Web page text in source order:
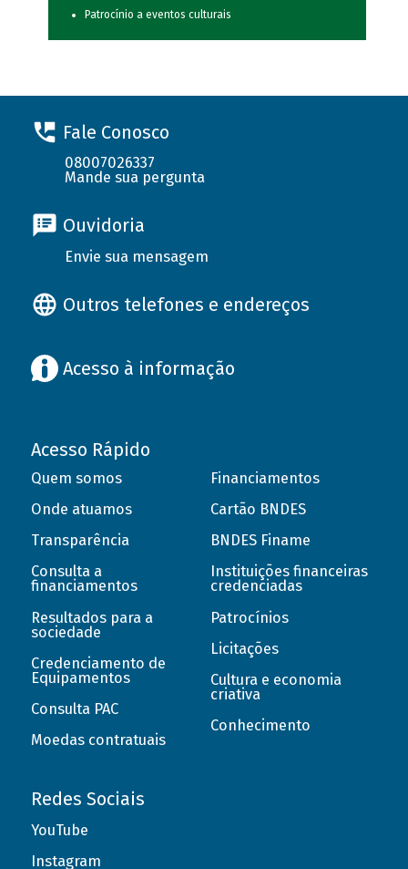
Patrocínio a eventos culturais
Fale Conosco
08007026337
Mande sua pergunta
Ouvidoria
Envie sua mensagem
Outros telefones e endereços
Acesso à informação
Acesso Rápido
Quem somos
Onde atuamos
Transparência
Consulta a
financiamentos
Resultados para a
sociedade
Credenciamento de
Equipamentos
Consulta PAC
Moedas contratuais
Financiamentos
Cartão BNDES
BNDES Finame
Instituições financeiras
credenciadas
Patrocínios
Licitações
Cultura e economia
criativa
Conhecimento
Redes Sociais
YouTube
Instagram